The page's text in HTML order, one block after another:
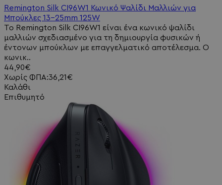
Remington Silk CI96W1 Κωνικό Ψαλίδι Μαλλιών για
Μπούκλες 13-25mm 125W
Το Remington Silk CI96W1 είναι ένα κωνικό ψαλίδι
μαλλιών σχεδιασμένο για τη δημιουργία φυσικών ή
έντονων μπούκλων με επαγγελματικό αποτέλεσμα. Ο
κωνικ..
44,90€
Χωρίς ΦΠΑ:36,21€
Καλάθι
Επιθυμητό